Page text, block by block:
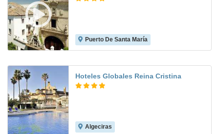
Puerto De Santa María
Hoteles Globales Reina Cristina
Algeciras